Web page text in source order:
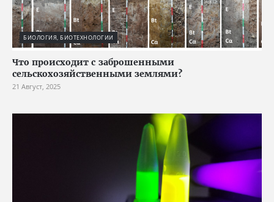
БИОЛОГИЯ, БИОТЕХНОЛОГИИ
Что происходит с заброшенными
сельскохозяйственными землями?
21 Август, 2025